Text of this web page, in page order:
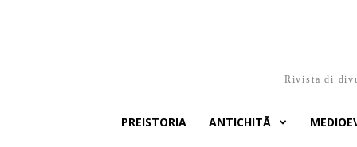
Rivista di
PREISTORIA ANTICHITÃ